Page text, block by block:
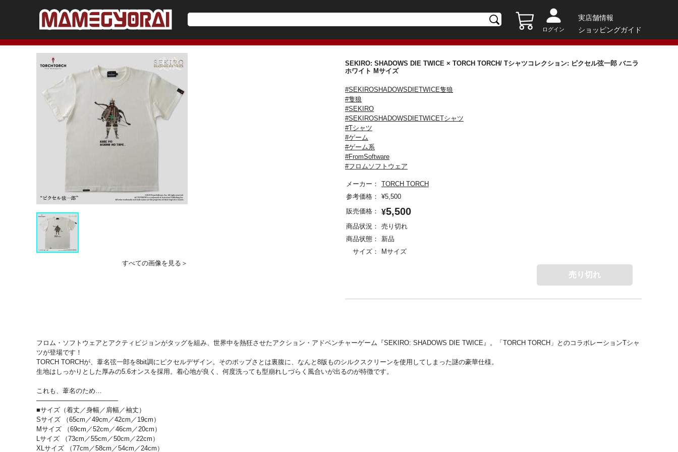
ログイン
実店舗情報
ショッピングガイド
すべての画像を見る＞
SEKIRO: SHADOWS DIE TWICE × TORCH TORCH/ Tシャツコレクション: ピクセル弦一郎 バニラ
ホワイト Mサイズ
#SEKIROSHADOWSDIETWICE隻狼
#隻狼
#SEKIRO
#SEKIROSHADOWSDIETWICETシャツ
#Tシャツ
#ゲーム
#ゲーム系
#FromSoftware
#フロムソフトウェア
メーカー：
TORCH TORCH
参考価格：
¥5,500
販売価格：
¥5,500
商品状況：
売り切れ
商品状態：
新品
サイズ：
Mサイズ
売り切れ
フロム・ソフトウェアとアクティビジョンがタッグを組み、世界中を熱狂させたアクション・アドベンチャーゲーム『SEKIRO: SHADOWS DIE TWICE』。「TORCH TORCH」とのコラボレーションTシャ
ツが登場です！
TORCH TORCHが、葦名弦一郎を8bit調にピクセルデザイン。そのポップさとは裏腹に、なんと8版ものシルクスクリーンを使用してしまった謎の豪華仕様。
生地はしっかりとした厚みの5.6オンスを採用。着心地が良く、何度洗っても型崩れしづらく風合いが出るのが特徴です。
これも、葦名のため…
──────────────────
■サイズ（着丈／身幅／肩幅／袖丈）
Sサイズ （65cm／49cm／42cm／19cm）
Mサイズ （69cm／52cm／46cm／20cm）
Lサイズ （73cm／55cm／50cm／22cm）
XLサイズ （77cm／58cm／54cm／24cm）